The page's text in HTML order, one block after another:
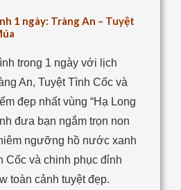
1 ngày: Tràng An – Tuyệt
trong 1 ngày với lịch
An, Tuyệt Tình Cốc và
đẹp nhất vùng “Hạ Long
đưa bạn ngắm trọn non
ngưỡng hồ nước xanh
Cốc và chinh phục đỉnh
toàn cảnh tuyệt đẹp.